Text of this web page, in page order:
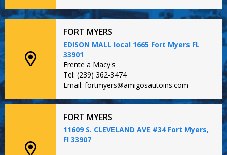
FORT MYERS
EDISON MALL local 1665 Fort Myers FL
33901
Frente a Macy's
Tel: (239) 362-3474
Email: fortmyers@amigosautoins.com
FORT MYERS
11609 S. CLEVELAND AVE #34 Fort Myers,
Fl 33907